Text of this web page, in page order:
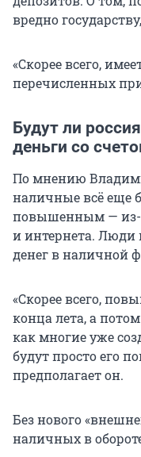
вредно
«Скорее всего,
перечисленных
Будут ли
деньги со
По мнению
наличные всё еще
повышенным — из-
и интернета. Люди
денег в наличной
«Скорее всего,
конца лета, а
как многие уже
будут просто его
предполагает он.
Без нового
наличных в